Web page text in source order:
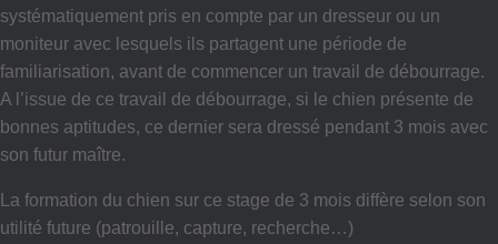
systématiquement pris en compte par un dresseur ou un
moniteur avec lesquels ils partagent une période de
familiarisation, avant de commencer un travail de débourrage.
A l’issue de ce travail de débourrage, si le chien présente de
bonnes aptitudes, ce dernier sera dressé pendant 3 mois avec
son futur maître.
La formation du chien sur ce stage de 3 mois diffère selon son
utilité future (patrouille, capture, recherche…)